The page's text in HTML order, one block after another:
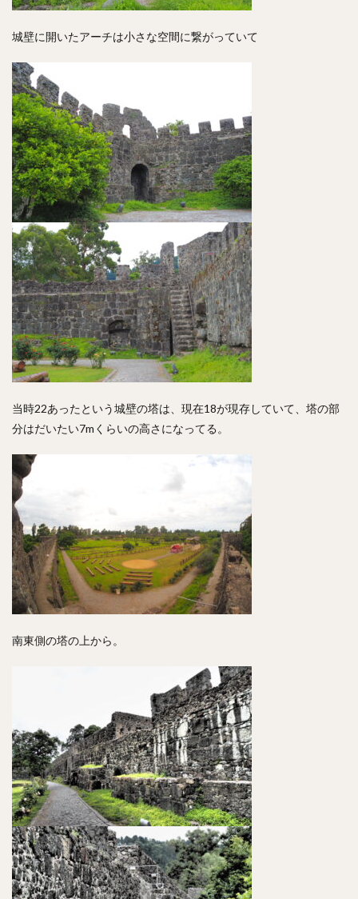
城壁に開いたアーチは小さな空間に繋がっていて
当時22あったという城壁の塔は、現在18が現存していて、塔の部
分はだいたい7mくらいの高さになってる。
南東側の塔の上から。